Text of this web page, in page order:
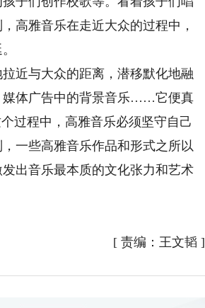
高雅音乐在走近大众的过程中，
近与大众的距离，潜移默化地融
媒体广告中的背景音乐……它便真
过程中，高雅音乐必须坚守自己
一些高雅音乐作品和形式之所以
出音乐最本质的文化张力和艺术
[ 责编：王文韬 ]